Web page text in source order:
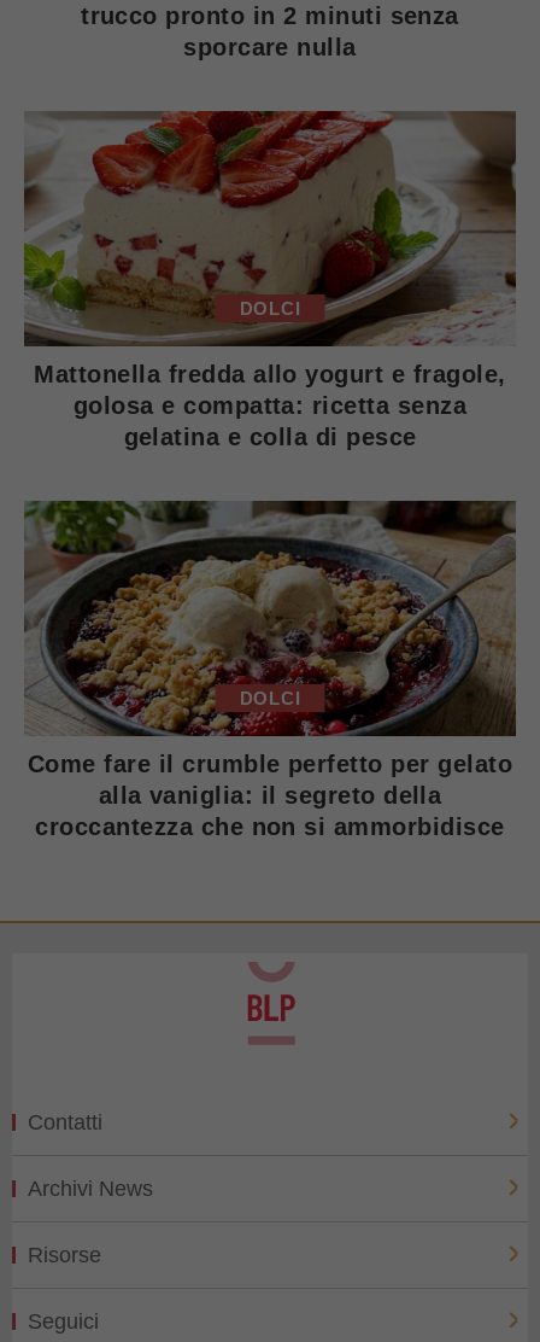
trucco pronto in 2 minuti senza
sporcare nulla
DOLCI
Mattonella fredda allo yogurt e fragole,
golosa e compatta: ricetta senza
gelatina e colla di pesce
DOLCI
Come fare il crumble perfetto per gelato
alla vaniglia: il segreto della
croccantezza che non si ammorbidisce
Contatti
Archivi News
Risorse
Seguici